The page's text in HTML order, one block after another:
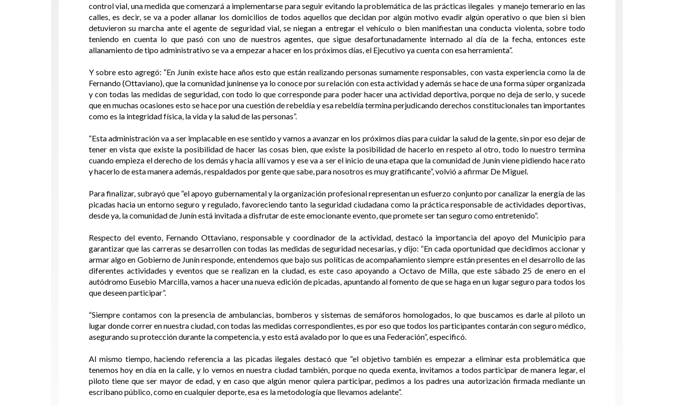
control vial, una medida que comenzará a implementarse para seguir evitando la problemática de las prácticas ilegales y manejo temerario en las
calles, es decir, se va a poder allanar los domicilios de todos aquellos que decidan por algún motivo evadir algún operativo o que bien si bien
detuvieron su marcha ante el agente de seguridad vial, se niegan a entregar el vehículo o bien manifiestan una conducta violenta, sobre todo
teniendo en cuenta lo que pasó con uno de nuestros agentes, que sigue desafortunadamente internado al día de la fecha, entonces este
allanamiento de tipo administrativo se va a empezar a hacer en los próximos días, el Ejecutivo ya cuenta con esa herramienta”.
Y sobre esto agregó: “En Junín existe hace años esto que están realizando personas sumamente responsables, con vasta experiencia como la de
Fernando (Ottaviano), que la comunidad juninense ya lo conoce por su relación con esta actividad y además se hace de una forma súper organizada
y con todas las medidas de seguridad, con todo lo que corresponde para poder hacer una actividad deportiva, porque no deja de serlo, y sucede
que en muchas ocasiones esto se hace por una cuestión de rebeldía y esa rebeldía termina perjudicando derechos constitucionales tan importantes
como es la integridad física, la vida y la salud de las personas”.
“Esta administración va a ser implacable en ese sentido y vamos a avanzar en los próximos días para cuidar la salud de la gente, sin por eso dejar de
tener en vista que existe la posibilidad de hacer las cosas bien, que existe la posibilidad de hacerlo en respeto al otro, todo lo nuestro termina
cuando empieza el derecho de los demás y hacia allí vamos y ese va a ser el inicio de una etapa que la comunidad de Junín viene pidiendo hace rato
y hacerlo de esta manera además, respaldados por gente que sabe, para nosotros es muy gratificante”, volvió a afirmar De Miguel.
Para finalizar, subrayó que “el apoyo gubernamental y la organización profesional representan un esfuerzo conjunto por canalizar la energía de las
picadas hacia un entorno seguro y regulado, favoreciendo tanto la seguridad ciudadana como la práctica responsable de actividades deportivas,
desde ya, la comunidad de Junín está invitada a disfrutar de este emocionante evento, que promete ser tan seguro como entretenido”.
Respecto del evento, Fernando Ottaviano, responsable y coordinador de la actividad, destacó la importancia del apoyo del Municipio para
garantizar que las carreras se desarrollen con todas las medidas de seguridad necesarias, y dijo: “En cada oportunidad que decidimos accionar y
armar algo en Gobierno de Junín responde, entendemos que bajo sus políticas de acompañamiento siempre están presentes en el desarrollo de las
diferentes actividades y eventos que se realizan en la ciudad, es este caso apoyando a Octavo de Milla, que este sábado 25 de enero en el
autódromo Eusebio Marcilla, vamos a hacer una nueva edición de picadas, apuntando al fomento de que se haga en un lugar seguro para todos los
que deseen participar”.
“Siempre contamos con la presencia de ambulancias, bomberos y sistemas de semáforos homologados, lo que buscamos es darle al piloto un
lugar donde correr en nuestra ciudad, con todas las medidas correspondientes, es por eso que todos los participantes contarán con seguro médico,
asegurando su protección durante la competencia, y esto está avalado por lo que es una Federación”, especificó.
Al mismo tiempo, haciendo referencia a las picadas ilegales destacó que “el objetivo también es empezar a eliminar esta problemática que
tenemos hoy en día en la calle, y lo vemos en nuestra ciudad también, porque no queda exenta, invitamos a todos participar de manera legar, el
piloto tiene que ser mayor de edad, y en caso que algún menor quiera participar, pedimos a los padres una autorización firmada mediante un
escribano público, como en cualquier deporte, esa es la metodología que llevamos adelante”.